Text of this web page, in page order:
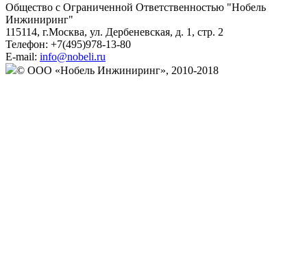
Общество с Ограниченной Ответственностью "Нобель
Инжиниринг"
115114, г.Москва, ул. Дербеневская, д. 1, стр. 2
Телефон: +7(495)978-13-80
E-mail: info@nobeli.ru
© ООО «Нобель Инжиниринг», 2010-2018